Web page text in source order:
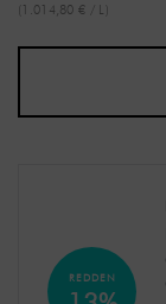
(1.014,80 € / L)
REDDEN